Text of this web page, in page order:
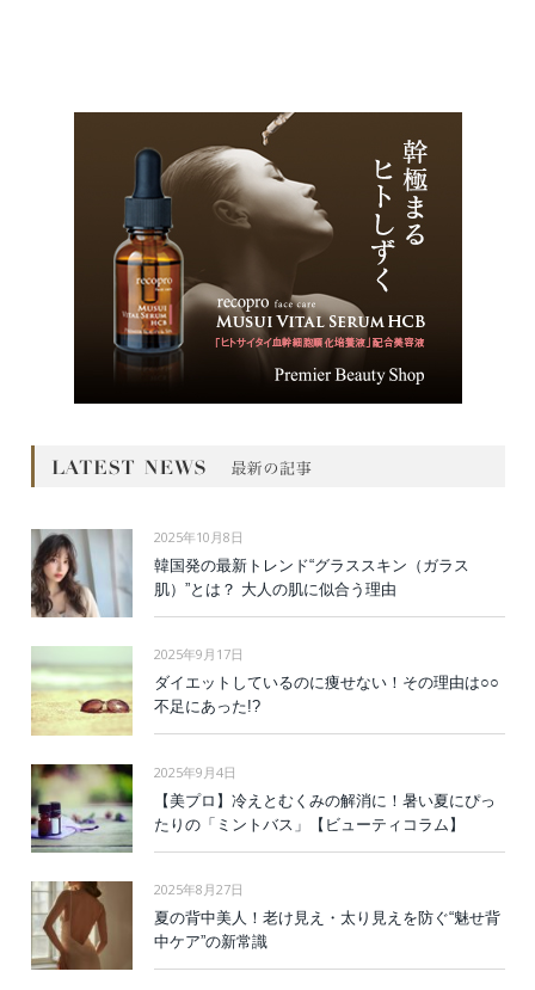
2025年10月8日
韓国発の最新トレンド“グラススキン（ガラス
肌）”とは？ 大人の肌に似合う理由
2025年9月17日
ダイエットしているのに痩せない！その理由は○○
不足にあった!?
2025年9月4日
【美プロ】冷えとむくみの解消に！暑い夏にぴっ
たりの「ミントバス」【ビューティコラム】
2025年8月27日
夏の背中美人！老け見え・太り見えを防ぐ“魅せ背
中ケア”の新常識